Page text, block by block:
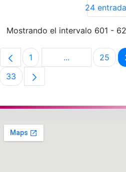
24
Mostrando el intervalo 601 -
Página
1 ...Páginas 25
Página
33